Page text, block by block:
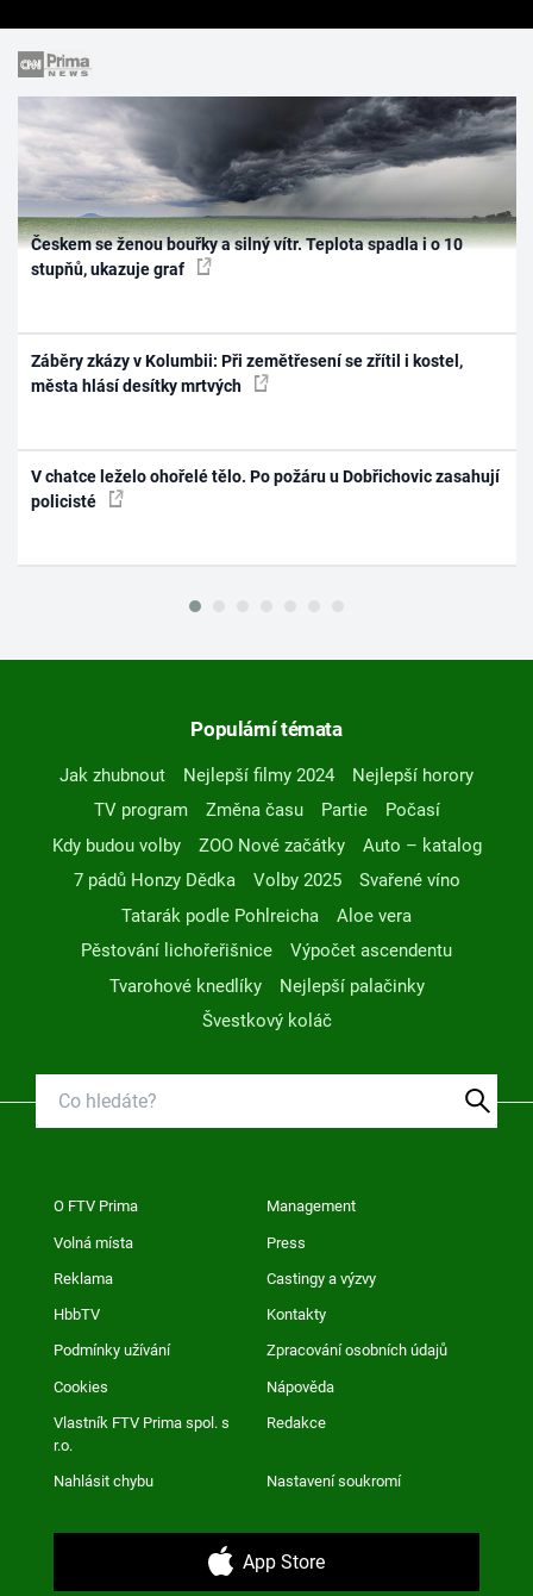
Českem se ženou bouřky a silný vítr. Teplota spadla i o 10
stupňů, ukazuje graf
Záběry zkázy v Kolumbii: Při zemětřesení se zřítil i kostel,
města hlásí desítky mrtvých
V chatce leželo ohořelé tělo. Po požáru u Dobřichovic zasahují
policisté
Populární témata
Jak zhubnout Nejlepší filmy 2024
Nejlepší horory
TV program
Změna času Partie
Počasí
Kdy budou volby
ZOO Nové začátky
Auto – katalog
7 pádů Honzy Dědka
Volby 2025
Svařené víno
Tatarák podle Pohlreicha
Aloe vera
Pěstování lichořeřišnice
Výpočet ascendentu
Tvarohové knedlíky
Nejlepší palačinky
Švestkový koláč
O FTV Prima Management
Volná místa Press
Reklama Castingy a výzvy
HbbTV Kontakty
Podmínky užívání Zpracování osobních údajů
Cookies Nápověda
Vlastník FTV Prima spol. s
r.o.
Redakce
Nahlásit chybu Nastavení soukromí
App Store